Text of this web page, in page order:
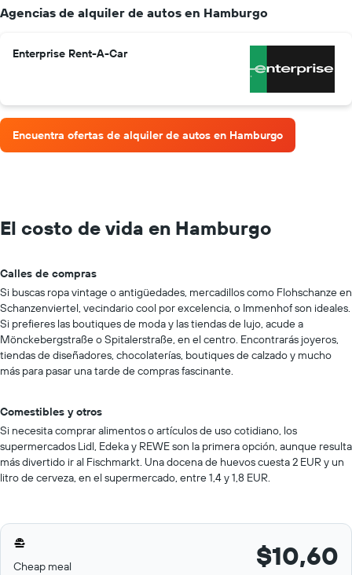
Agencias de alquiler de autos en Hamburgo
Enterprise Rent-A-Car
Encuentra ofertas de alquiler de autos en Hamburgo
El costo de vida en Hamburgo
Calles de compras
Si buscas ropa vintage o antigüedades, mercadillos como Flohschanze en
Schanzenviertel, vecindario cool por excelencia, o Immenhof son ideales.
Si prefieres las boutiques de moda y las tiendas de lujo, acude a
Mönckebergstraße o Spitalerstraße, en el centro. Encontrarás joyeros,
tiendas de diseñadores, chocolaterías, boutiques de calzado y mucho
más para pasar una tarde de compras fascinante.
Comestibles y otros
Si necesita comprar alimentos o artículos de uso cotidiano, los
supermercados Lidl, Edeka y REWE son la primera opción, aunque resulta
más divertido ir al Fischmarkt. Una docena de huevos cuesta 2 EUR y un
litro de cerveza, en el supermercado, entre 1,4 y 1,8 EUR.
Cheap meal $10,60